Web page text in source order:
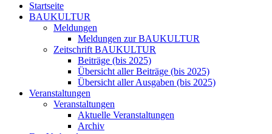
Startseite
BAUKULTUR
Meldungen
Meldungen zur BAUKULTUR
Zeitschrift BAUKULTUR
Beiträge (bis 2025)
Übersicht aller Beiträge (bis 2025)
Übersicht aller Ausgaben (bis 2025)
Veranstaltungen
Veranstaltungen
Aktuelle Veranstaltungen
Archiv